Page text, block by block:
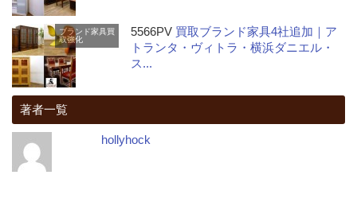
ブランド家具買
取強化
5566PV 買取ブランド家具4社追加｜ア
トランタ・ヴィトラ・横浜ダニエル・
ス...
著者一覧
hollyhock